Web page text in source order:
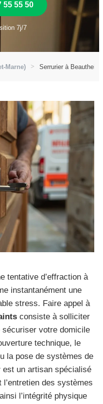
55 55 50
7j/7
Marne) Serrurier à Beautheil-
tentative d’effraction à
instantanément une
stress. Faire appel à
consiste à solliciter
sécuriser votre domicile
technique, le
la pose de systèmes de
est un artisan spécialisé
des systèmes
l’intégrité physique